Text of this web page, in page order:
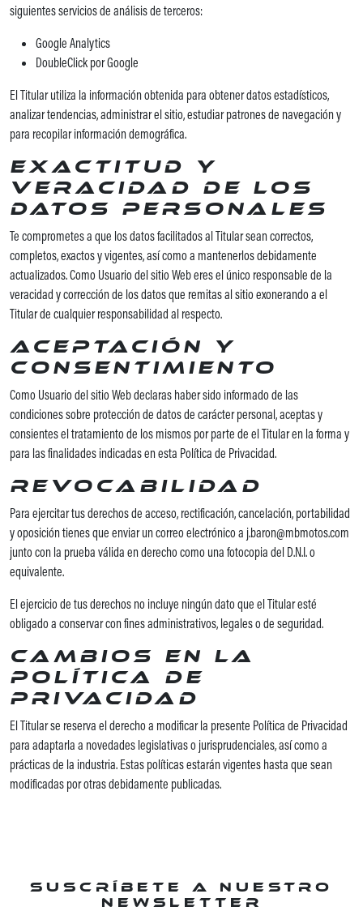
siguientes servicios de análisis de terceros:
Google Analytics
DoubleClick por Google
El Titular utiliza la información obtenida para obtener datos estadísticos,
analizar tendencias, administrar el sitio, estudiar patrones de navegación y
para recopilar información demográfica.
Exactitud y
veracidad de los
datos personales
Te comprometes a que los datos facilitados al Titular sean correctos,
completos, exactos y vigentes, así como a mantenerlos debidamente
actualizados. Como Usuario del sitio Web eres el único responsable de la
veracidad y corrección de los datos que remitas al sitio exonerando a el
Titular de cualquier responsabilidad al respecto.
Aceptación y
consentimiento
Como Usuario del sitio Web declaras haber sido informado de las
condiciones sobre protección de datos de carácter personal, aceptas y
consientes el tratamiento de los mismos por parte de el Titular en la forma y
para las finalidades indicadas en esta Política de Privacidad.
Revocabilidad
Para ejercitar tus derechos de acceso, rectificación, cancelación, portabilidad
y oposición tienes que enviar un correo electrónico a j.baron@mbmotos.com
junto con la prueba válida en derecho como una fotocopia del D.N.I. o
equivalente.
El ejercicio de tus derechos no incluye ningún dato que el Titular esté
obligado a conservar con fines administrativos, legales o de seguridad.
Cambios en la
Política de
Privacidad
El Titular se reserva el derecho a modificar la presente Política de Privacidad
para adaptarla a novedades legislativas o jurisprudenciales, así como a
prácticas de la industria. Estas políticas estarán vigentes hasta que sean
modificadas por otras debidamente publicadas.
Suscríbete a nuestro
newsletter